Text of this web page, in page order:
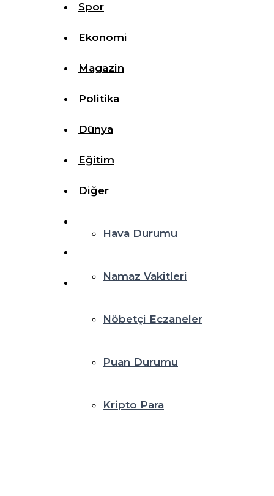
Spor
Ekonomi
Magazin
Politika
Dünya
Eğitim
Diğer
Hava Durumu
Namaz Vakitleri
Nöbetçi Eczaneler
Puan Durumu
Kripto Para